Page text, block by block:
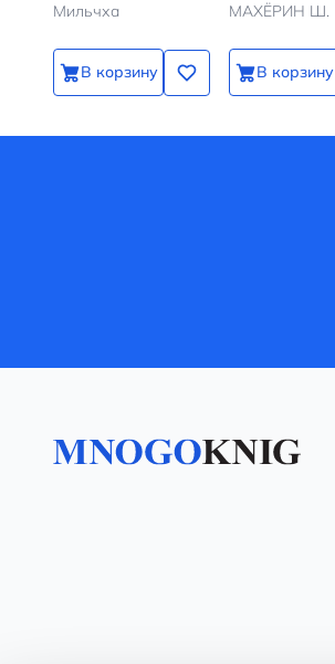
Мильчха
В корзину
МАХЁРИН Ш.
В корзину